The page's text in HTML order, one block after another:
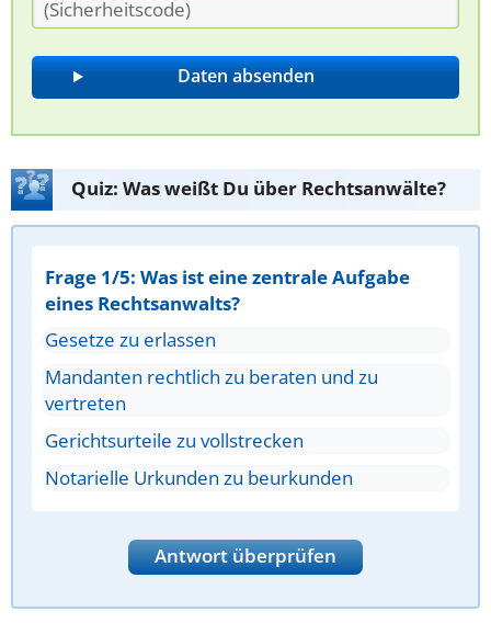
Quiz: Was weißt Du über Rechtsanwälte?
Frage 1/5: Was ist eine zentrale Aufgabe
eines Rechtsanwalts?
Gesetze zu erlassen
Mandanten rechtlich zu beraten und zu
vertreten
Gerichtsurteile zu vollstrecken
Notarielle Urkunden zu beurkunden
Antwort überprüfen